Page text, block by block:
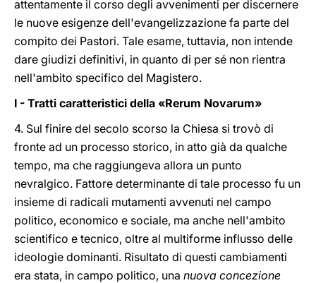
attentamente il corso degli avvenimenti per discernere
le nuove esigenze dell'evangelizzazione fa parte del
compito dei Pastori. Tale esame, tuttavia, non intende
dare giudizi definitivi, in quanto di per sé non rientra
nell'ambito specifico del Magistero.
I - Tratti caratteristici della «Rerum Novarum»
4. Sul finire del secolo scorso la Chiesa si trovò di
fronte ad un processo storico, in atto già da qualche
tempo, ma che raggiungeva allora un punto
nevralgico. Fattore determinante di tale processo fu un
insieme di radicali mutamenti avvenuti nel campo
politico, economico e sociale, ma anche nell'ambito
scientifico e tecnico, oltre al multiforme influsso delle
ideologie dominanti. Risultato di questi cambiamenti
era stata, in campo politico, una nuova concezione